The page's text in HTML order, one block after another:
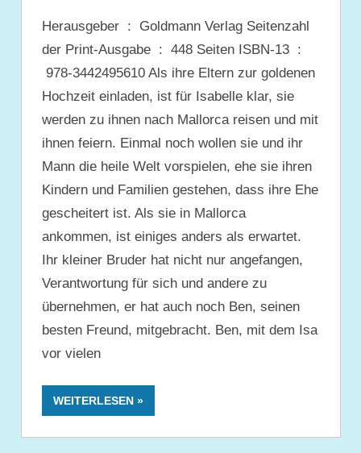
Herausgeber ‏ : ‎ Goldmann Verlag Seitenzahl
der Print-Ausgabe ‏ : ‎ 448 Seiten ISBN-13 ‏ :
‎ 978-3442495610 Als ihre Eltern zur goldenen
Hochzeit einladen, ist für Isabelle klar, sie
werden zu ihnen nach Mallorca reisen und mit
ihnen feiern. Einmal noch wollen sie und ihr
Mann die heile Welt vorspielen, ehe sie ihren
Kindern und Familien gestehen, dass ihre Ehe
gescheitert ist. Als sie in Mallorca
ankommen, ist einiges anders als erwartet.
Ihr kleiner Bruder hat nicht nur angefangen,
Verantwortung für sich und andere zu
übernehmen, er hat auch noch Ben, seinen
besten Freund, mitgebracht. Ben, mit dem Isa
vor vielen
WEITERLESEN